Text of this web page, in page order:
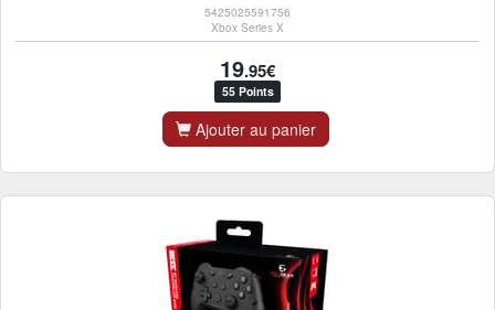
5425025591756
Xbox Series X
19.95€
55 Points
Ajouter au panier